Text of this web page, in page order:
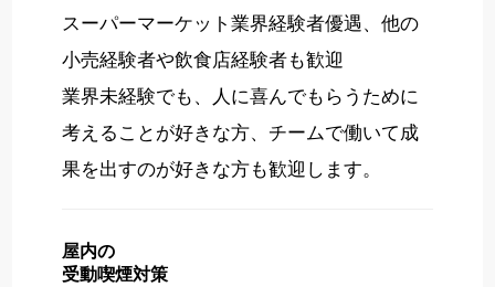
スーパーマーケット業界経験者優遇、他の
小売経験者や飲食店経験者も歓迎
業界未経験でも、人に喜んでもらうために
考えることが好きな方、チームで働いて成
果を出すのが好きな方も歓迎します。
屋内の
受動喫煙対策